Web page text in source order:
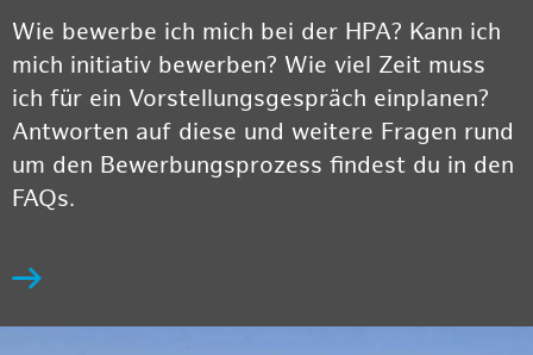
Wie bewerbe ich mich bei der HPA? Kann ich
mich initiativ bewerben? Wie viel Zeit muss
ich für ein Vorstellungsgespräch einplanen?
Antworten auf diese und weitere Fragen rund
um den Bewerbungsprozess findest du in den
FAQs.